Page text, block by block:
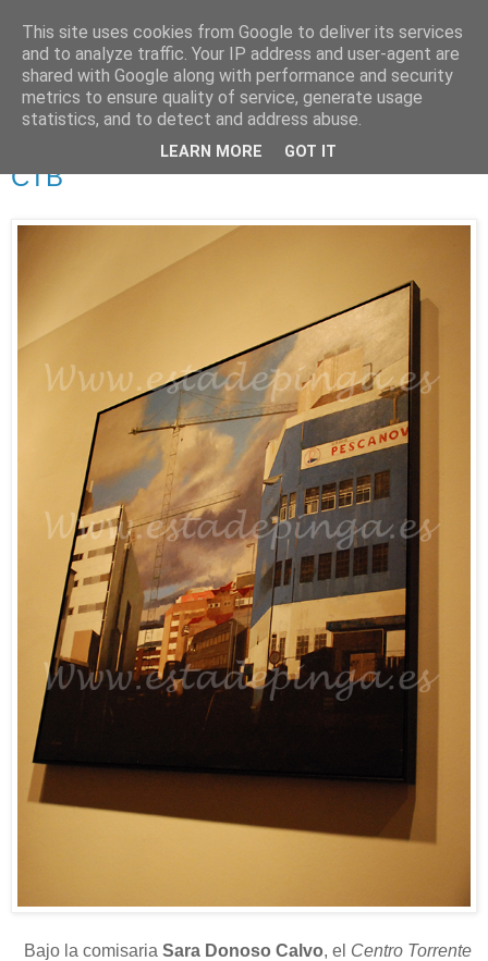
Está de pinga
29/1/13
Registros del silencio (Xoán Guerreiro)
CTB
Bajo la comisaria Sara Donoso Calvo, el Centro Torrente
This site uses cookies from Google to deliver its services
and to analyze traffic. Your IP address and user-agent are
shared with Google along with performance and security
metrics to ensure quality of service, generate usage
statistics, and to detect and address abuse.
LEARN MORE GOT IT